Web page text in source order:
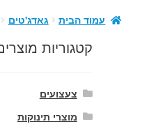
עמוד הבית גאדג'טים
קטגוריות
צעצועים
מוצרי תינוקות